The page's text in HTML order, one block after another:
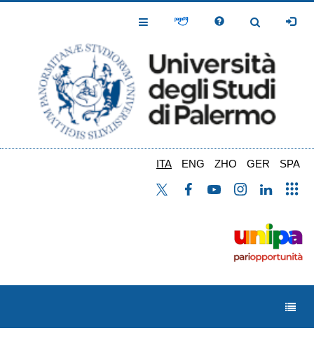
Toggle
Toggle
ITA ENG ZHO GER SPA